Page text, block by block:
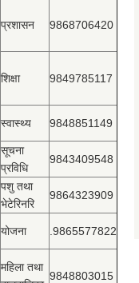
प्रशासन 9868706420
शिक्षा 9849785117
स्वास्थ्य 9848851149
सूचना
प्रविधि
9843409548
पशु तथा
भेटेरिनरि
9864323909
योजना .9865577822
महिला तथा
9848803015